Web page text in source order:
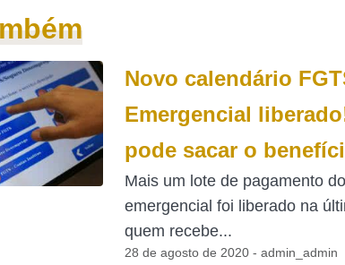
Novo calendário
Emergencial
pode sacar o
Mais um lote de pagamento
emergencial foi liberado na
quem recebe...
28 de agosto de 2020 - admin_admin